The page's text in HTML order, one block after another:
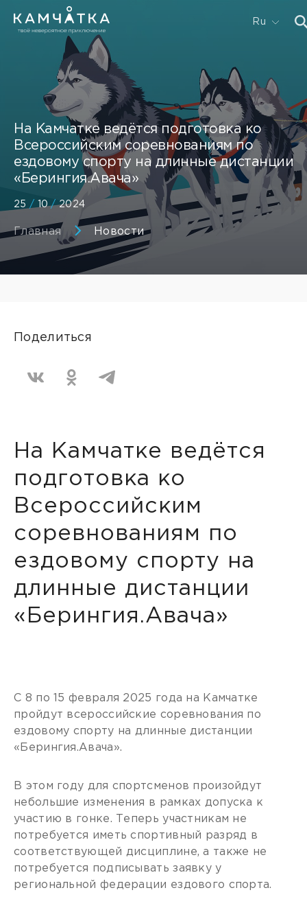
Ru
На Камчатке ведётся подготовка ко
Всероссийским соревнованиям по
ездовому спорту на длинные дистанции
«Берингия.Авача»
25 / 10/2024
Главная Новости
Поделиться
На Камчатке ведётся
подготовка ко
Всероссийским
соревнованиям по
ездовому спорту на
длинные дистанции
«Берингия.Авача»
С 8 по 15 февраля 2025 года на Камчатке
пройдут всероссийские соревнования по
ездовому спорту на длинные дистанции
«Берингия.Авача».
В этом году для спортсменов произойдут
небольшие изменения в рамках допуска к
участию в гонке. Теперь участникам не
потребуется иметь спортивный разряд в
соответствующей дисциплине, а также не
потребуется подписывать заявку у
региональной федерации ездового спорта.